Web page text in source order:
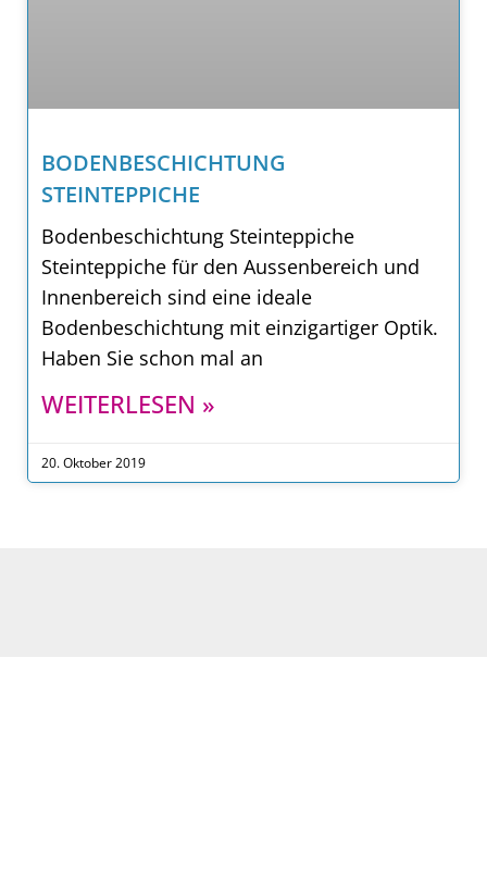
BODENBESCHICHTUNG
STEINTEPPICHE
Bodenbeschichtung Steinteppiche
Steinteppiche für den Aussenbereich und
Innenbereich sind eine ideale
Bodenbeschichtung mit einzigartiger Optik.
Haben Sie schon mal an
WEITERLESEN »
20. Oktober 2019